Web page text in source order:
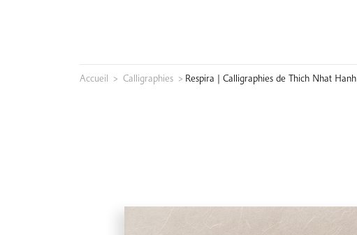
Accueil > Calligraphies > Respira | Calligraphies de Thich Nhat Hanh